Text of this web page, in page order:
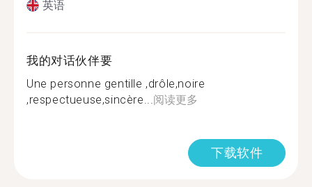
英语
我的对话伙伴要
Une personne gentille ,drôle,noire
,respectueuse,sincère...阅读更多
下载软件